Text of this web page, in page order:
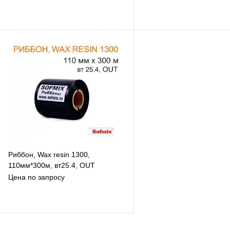
В избранное
К сравнению
Риббон, Wax resin 1300,
110мм*300м, вт25.4, OUT
Цена по запросу